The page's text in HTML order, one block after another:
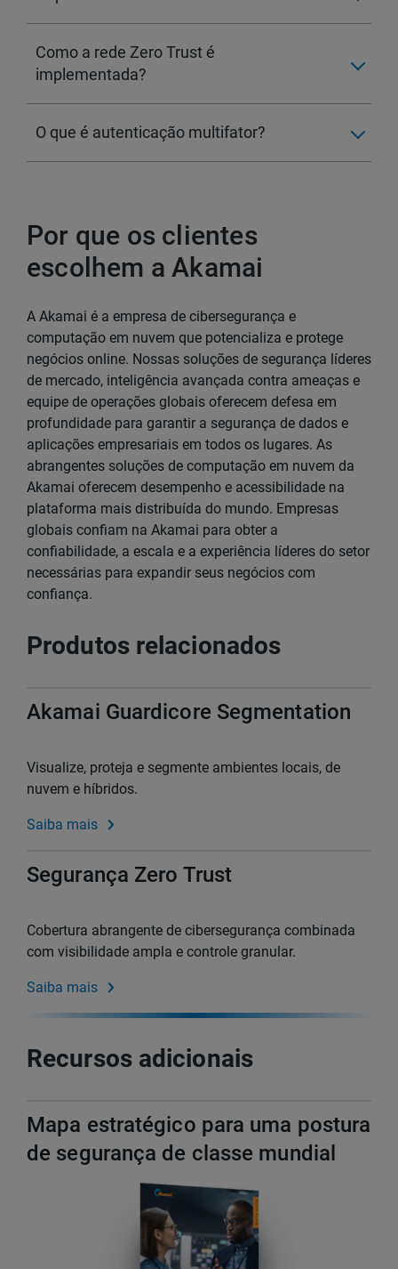
Como a rede Zero Trust é
implementada?
O que é autenticação multifator?
Por que os clientes
escolhem a Akamai
A Akamai é a empresa de cibersegurança e
computação em nuvem que potencializa e protege
negócios online. Nossas soluções de segurança líderes
de mercado, inteligência avançada contra ameaças e
equipe de operações globais oferecem defesa em
profundidade para garantir a segurança de dados e
aplicações empresariais em todos os lugares. As
abrangentes soluções de computação em nuvem da
Akamai oferecem desempenho e acessibilidade na
plataforma mais distribuída do mundo. Empresas
globais confiam na Akamai para obter a
confiabilidade, a escala e a experiência líderes do setor
necessárias para expandir seus negócios com
confiança.
Produtos relacionados
Akamai Guardicore Segmentation
Visualize, proteja e segmente ambientes locais, de
nuvem e híbridos.
Saiba mais
Segurança Zero Trust
Cobertura abrangente de cibersegurança combinada
com visibilidade ampla e controle granular.
Saiba mais
Recursos adicionais
Mapa estratégico para uma postura
de segurança de classe mundial